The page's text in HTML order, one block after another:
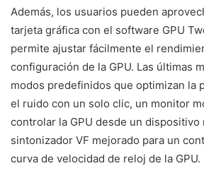
Además, los usuarios pueden
tarjeta gráfica con el software GPU
permite ajustar fácilmente el
configuración de la GPU. Las últimas
modos predefinidos que optimizan la
el ruido con un solo clic, un monitor
controlar la GPU desde un dispositivo
sintonizador VF mejorado para un
curva de velocidad de reloj de la GPU.